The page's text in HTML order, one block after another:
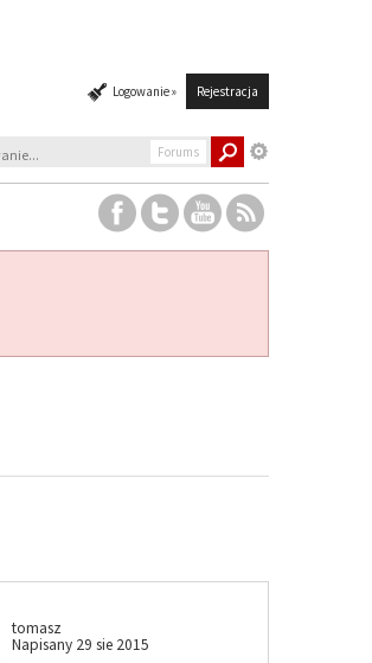
Logowanie » Rejestracja
Forums
tomasz
Napisany 29 sie 2015